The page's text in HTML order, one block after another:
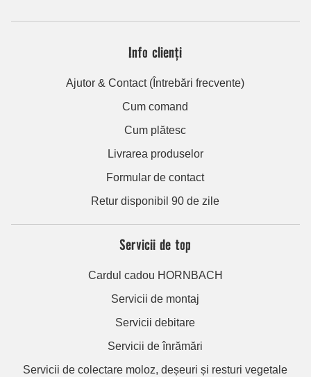
Info clienți
Ajutor & Contact (Întrebări frecvente)
Cum comand
Cum plătesc
Livrarea produselor
Formular de contact
Retur disponibil 90 de zile
Servicii de top
Cardul cadou HORNBACH
Servicii de montaj
Servicii debitare
Servicii de înrămări
Servicii de colectare moloz, deșeuri și resturi vegetale